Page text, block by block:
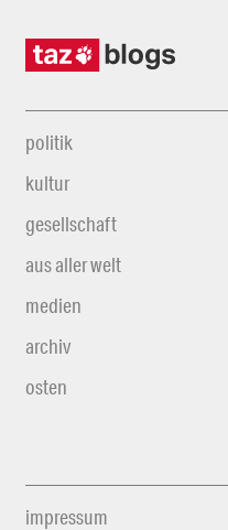
politik
kultur
gesellschaft
aus aller welt
medien
archiv
osten
impressum